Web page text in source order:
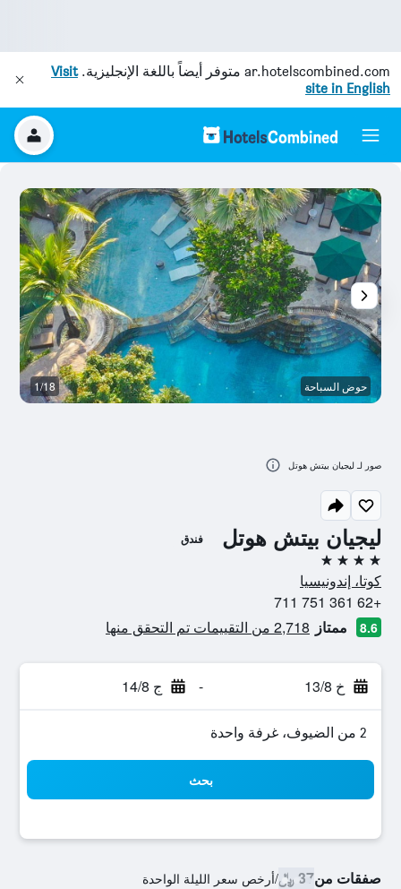
ar.hotelscombined.com متوفر أيضاً باللغة الإنجليزية.Visit
site in English
ليجيان بيتش هوتل فندق
4 نجوم
كوتا، إندونيسيا
+62 361 751 711
8.6 ممتاز 2,718 من التقييمات تم التحقق منها
خ 13/8 - ج 14/8
2 من الضيوف، غرفة واحدة
بحث
صفقات من37 ﷼ /أرخص سعر الليلة الواحدة
حوض السباحة 1/18
صور لـ ليجيان بيتش هوتل